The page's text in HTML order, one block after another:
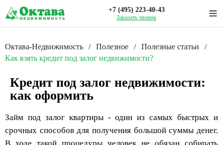
+7 (495) 223-40-43
Заказать звонок
Октава-Недвижимость / Полезное / Полезные статьи /
Как взять кредит под залог недвижимости?
Кредит под залог недвижимости:
как оформить
Займ под залог квартиры - один из самых быстрых и
срочных способов для получения большой суммы денег.